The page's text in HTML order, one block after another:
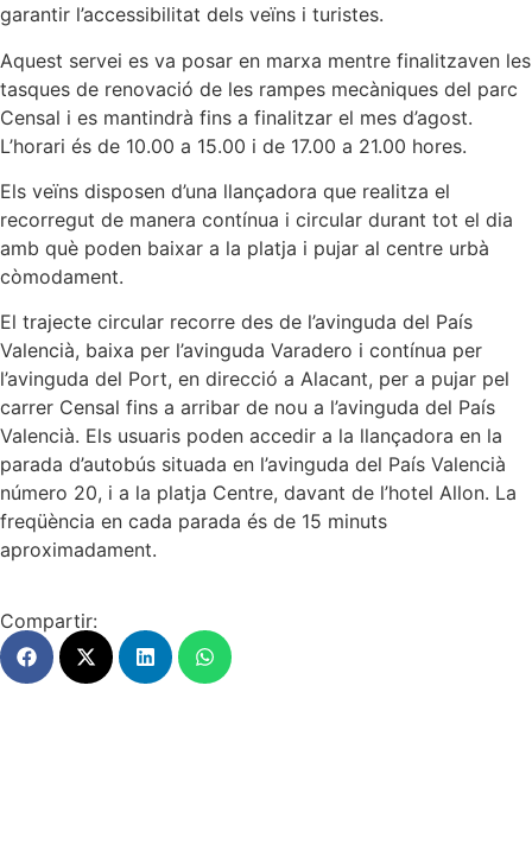
garantir l’accessibilitat dels veïns i turistes.
Aquest servei es va posar en marxa mentre finalitzaven les
tasques de renovació de les rampes mecàniques del parc
Censal i es mantindrà fins a finalitzar el mes d’agost.
L’horari és de 10.00 a 15.00 i de 17.00 a 21.00 hores.
Els veïns disposen d’una llançadora que realitza el
recorregut de manera contínua i circular durant tot el dia
amb què poden baixar a la platja i pujar al centre urbà
còmodament.
El trajecte circular recorre des de l’avinguda del País
Valencià, baixa per l’avinguda Varadero i contínua per
l’avinguda del Port, en direcció a Alacant, per a pujar pel
carrer Censal fins a arribar de nou a l’avinguda del País
Valencià. Els usuaris poden accedir a la llançadora en la
parada d’autobús situada en l’avinguda del País Valencià
número 20, i a la platja Centre, davant de l’hotel Allon. La
freqüència en cada parada és de 15 minuts
aproximadament.
Compartir: